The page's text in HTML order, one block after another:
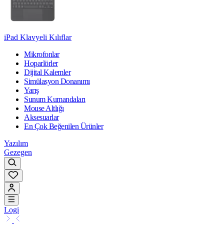
iPad Klavyeli Kılıflar
Mikrofonlar
Hoparlörler
Dijital Kalemler
Simülasyon Donanımı
Yarış
Sunum Kumandaları
Mouse Altlığı
Aksesuarlar
En Çok Beğenilen Ürünler
Yazılım
Gezegen
Logi